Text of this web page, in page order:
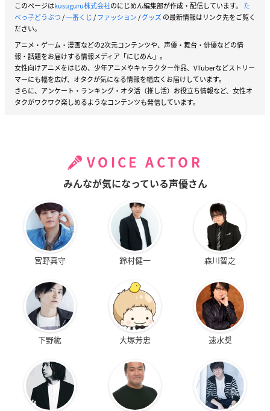
このページはkusuguru株式会社のにじめん編集部が作成・配信しています。 た
べっ子どうぶつ/一番くじ/ファッション/グッズの最新情報はリンク先をご覧く
ださい。
アニメ・ゲーム・漫画などの2次元コンテンツや、声優・舞台・俳優などの情
報・話題をお届けする情報メディア「にじめん」。
女性向けアニメをはじめ、少年アニメやキャラクター作品、VTuberなどストリー
マーにも幅を広げ、オタクが気になる情報を幅広くお届けしています。
さらに、アンケート・ランキング・オタ活（推し活）お役立ち情報など、女性オ
タクがワクワク楽しめるようなコンテンツも発信しています。
VOICE ACTOR
みんなが気になっている声優さん
宮野真守 鈴村健一 森川智之
下野紘 大塚芳忠 速水奨